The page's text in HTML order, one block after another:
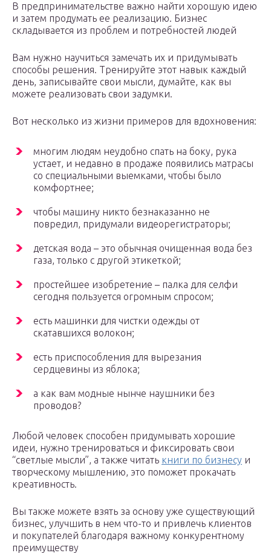
В предпринимательстве важно найти хорошую идею
и затем продумать ее реализацию. Бизнес
складывается из проблем и потребностей людей
Вам нужно научиться замечать их и придумывать
способы решения. Тренируйте этот навык каждый
день, записывайте свои мысли, думайте, как вы
можете реализовать свои задумки.
Вот несколько из жизни примеров для вдохновения:
многим людям неудобно спать на боку, рука
устает, и недавно в продаже появились матрасы
со специальными выемками, чтобы было
комфортнее;
чтобы машину никто безнаказанно не
повредил, придумали видеорегистраторы;
детская вода – это обычная очищенная вода без
газа, только с другой этикеткой;
простейшее изобретение – палка для селфи
сегодня пользуется огромным спросом;
есть машинки для чистки одежды от
скатавшихся волокон;
есть приспособления для вырезания
сердцевины из яблока;
а как вам модные нынче наушники без
проводов?
Любой человек способен придумывать хорошие
идеи, нужно тренироваться и фиксировать свои
“светлые мысли”, а также читать книги по бизнесу и
творческому мышлению, это поможет прокачать
креативность.
Вы также можете взять за основу уже существующий
бизнес, улучшить в нем что-то и привлечь клиентов
и покупателей благодаря важному конкурентному
преимуществу